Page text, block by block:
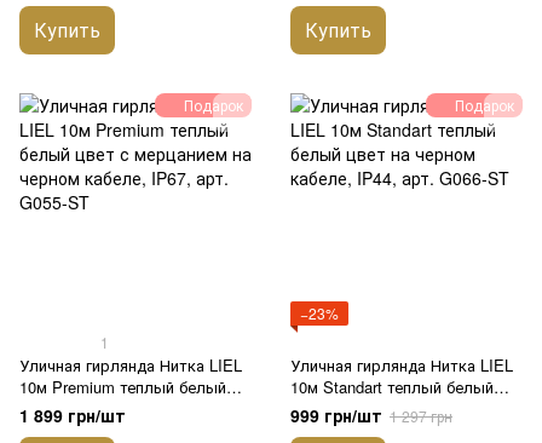
Купить Купить
Подарок
1
Уличная гирлянда Нитка LIEL
10м Premium теплый белый
цвет с мерцанием на черном
кабеле, IP67, арт. G055-ST
1 899 грн/шт
Подарок
−23%
Уличная гирлянда Нитка LIEL
10м Standart теплый белый
цвет на черном кабеле, IP44,
арт. G066-ST
999 грн/шт 1 297 грн